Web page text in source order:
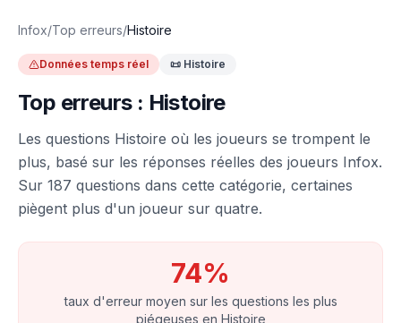
Infox/Top erreurs/Histoire
Données temps réel 📜 Histoire
Top erreurs : Histoire
Les questions Histoire où les joueurs se trompent le
plus, basé sur les réponses réelles des joueurs Infox.
Sur 187 questions dans cette catégorie, certaines
piègent plus d'un joueur sur quatre.
74%
taux d'erreur moyen sur les questions les plus
piégeuses en Histoire